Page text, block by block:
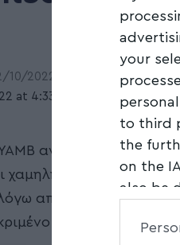
your
to third
the
on the
also be
parties.
at 4:33 ΜΜ
10/2022
ανακοινώθηκε ότι
χαμηλή πίεση υδατος
απαραίτητων
δίκτυο.